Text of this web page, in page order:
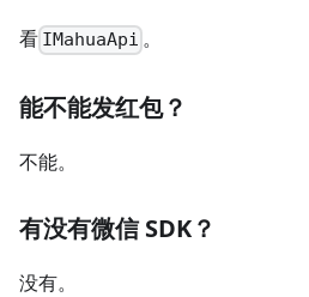
看 IMahuaApi 。
能不能发红包？
不能。
有没有微信 SDK？
没有。